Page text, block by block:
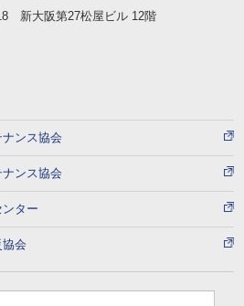
新大阪第27松屋ビル 12階
ンス協会
ンス協会
ター
会